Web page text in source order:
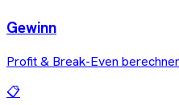
Gewinn
Profit & Break-Even
📋